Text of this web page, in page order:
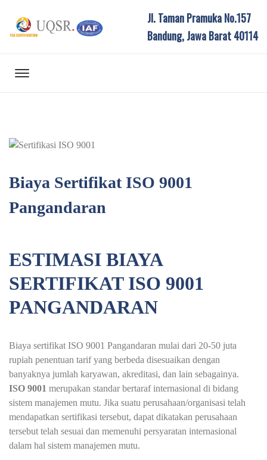
Jl. Taman Pramuka No.157
Bandung, Jawa Barat 40114
Biaya Sertifikat ISO 9001
Pangandaran
ESTIMASI BIAYA
SERTIFIKAT ISO 9001
PANGANDARAN
Biaya sertifikat ISO 9001 Pangandaran mulai dari 20-50 juta
rupiah penentuan tarif yang berbeda disesuaikan dengan
banyaknya jumlah karyawan, akreditasi, dan lain sebagainya.
ISO 9001 merupakan standar bertaraf internasional di bidang
sistem manajemen mutu. Jika suatu perusahaan/organisasi telah
mendapatkan sertifikasi tersebut, dapat dikatakan perusahaan
tersebut telah sesuai dan memenuhi persyaratan internasional
dalam hal sistem manajemen mutu.